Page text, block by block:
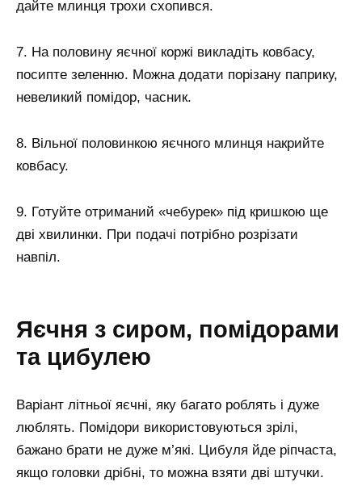
дайте млинця трохи схопився.
7. На половину яєчної коржі викладіть ковбасу,
посипте зеленню. Можна додати порізану паприку,
невеликий помідор, часник.
8. Вільної половинкою яєчного млинця накрийте
ковбасу.
9. Готуйте отриманий «чебурек» під кришкою ще
дві хвилинки. При подачі потрібно розрізати
навпіл.
Яєчня з сиром, помідорами
та цибулею
Варіант літньої яєчні, яку багато роблять і дуже
люблять. Помідори використовуються зрілі,
бажано брати не дуже м’які. Цибуля йде ріпчаста,
якщо головки дрібні, то можна взяти дві штучки.